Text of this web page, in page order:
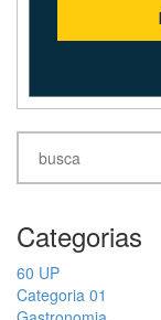
Categorias
60 UP
Categoria 01